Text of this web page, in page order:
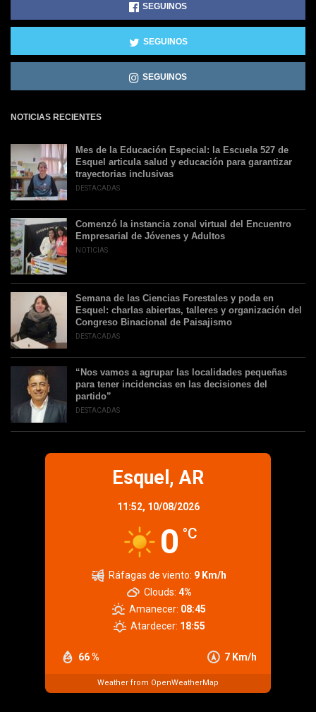
SEGUINOS
SEGUINOS
SEGUINOS
NOTICIAS RECIENTES
Mes de la Educación Especial: la Escuela 527 de
Esquel articula salud y educación para garantizar
trayectorias inclusivas
DESTACADAS
Comenzó la instancia zonal virtual del Encuentro
Empresarial de Jóvenes y Adultos
NOTICIAS
Semana de las Ciencias Forestales y poda en
Esquel: charlas abiertas, talleres y organización del
Congreso Binacional de Paisajismo
DESTACADAS
“Nos vamos a agrupar las localidades pequeñas
para tener incidencias en las decisiones del
partido”
DESTACADAS
Esquel, AR
11:52, 10/08/2026
0 °C
66 % 7 Km/h
Ráfagas de viento: 9 Km/h
Clouds: 4%
Amanecer: 08:45
Atardecer: 18:55
Weather from OpenWeatherMap